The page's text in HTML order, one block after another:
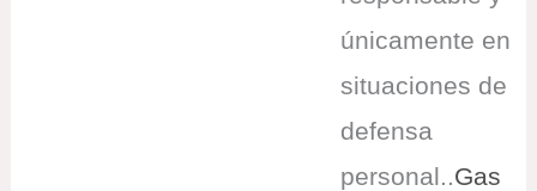
únicamente en
situaciones de
defensa
personal..Gas